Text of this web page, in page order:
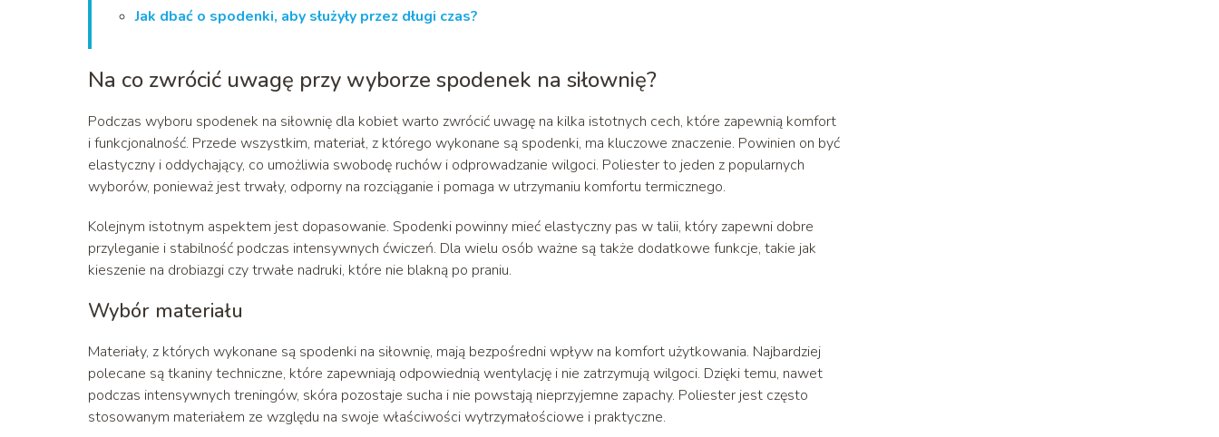
Jak dbać o spodenki, aby służyły przez długi czas?
Na co zwrócić uwagę przy wyborze spodenek na siłownię?
Podczas wyboru spodenek na siłownię dla kobiet warto zwrócić uwagę na kilka istotnych cech, które zapewnią komfort
i funkcjonalność. Przede wszystkim, materiał, z którego wykonane są spodenki, ma kluczowe znaczenie. Powinien on być
elastyczny i oddychający, co umożliwia swobodę ruchów i odprowadzanie wilgoci. Poliester to jeden z popularnych
wyborów, ponieważ jest trwały, odporny na rozciąganie i pomaga w utrzymaniu komfortu termicznego.
Kolejnym istotnym aspektem jest dopasowanie. Spodenki powinny mieć elastyczny pas w talii, który zapewni dobre
przyleganie i stabilność podczas intensywnych ćwiczeń. Dla wielu osób ważne są także dodatkowe funkcje, takie jak
kieszenie na drobiazgi czy trwałe nadruki, które nie blakną po praniu.
Wybór materiału
Materiały, z których wykonane są spodenki na siłownię, mają bezpośredni wpływ na komfort użytkowania. Najbardziej
polecane są tkaniny techniczne, które zapewniają odpowiednią wentylację i nie zatrzymują wilgoci. Dzięki temu, nawet
podczas intensywnych treningów, skóra pozostaje sucha i nie powstają nieprzyjemne zapachy. Poliester jest często
stosowanym materiałem ze względu na swoje właściwości wytrzymałościowe i praktyczne.